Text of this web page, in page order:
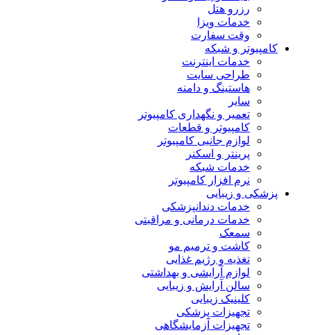
رزرو هتل
خدمات ویزا
وقت سفارت
کامپیوتر و شبکه
خدمات اینترنت
طراحی سایت
هاستینگ و دامنه
سایر
تعمیر و نگهداری کامپیوتر
کامپیوتر و قطعات
لوازم جانبی کامپیوتر
پرینتر و اسکنر
خدمات شبکه
نرم افزار کامپیوتر
پزشکی و زیبایی
خدمات دندانپزشکی
خدمات درمانی و مراقبتی
سمعک
کاشت و ترمیم مو
تغذیه و رژیم غذایی
لوازم آرایشی و بهداشتی
سالن آرایش و زیبایی
کلینیک زیبایی
تجهیزات پزشکی
تجهیزات آزمایشگاهی